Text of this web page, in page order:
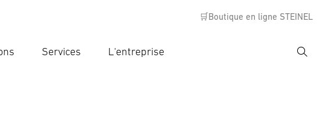
🛒Boutique en ligne STEINEL
Services L'entreprise